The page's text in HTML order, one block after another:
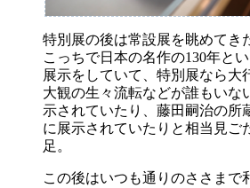
特別展の後は常設展を眺めてき
こっちで日本の名作の130年と
展示をしていて、特別展なら大
大観の生々流転などが誰もいな
示されていたり、藤田嗣治の所
に展示されていたりと相当見ご
足。
この後はいつも通りのささまで